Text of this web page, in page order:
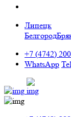
Липецк
Белгород
+7 (4742)
WhatsApp